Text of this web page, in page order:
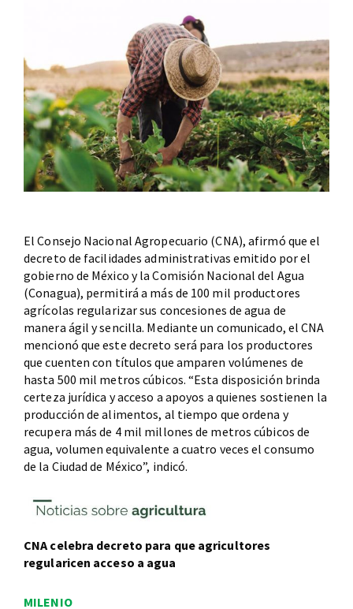
El Consejo Nacional Agropecuario (CNA), afirmó que el
decreto de facilidades administrativas emitido por el
gobierno de México y la Comisión Nacional del Agua
(Conagua), permitirá a más de 100 mil productores
agrícolas regularizar sus concesiones de agua de
manera ágil y sencilla. Mediante un comunicado, el CNA
mencionó que este decreto será para los productores
que cuenten con títulos que amparen volúmenes de
hasta 500 mil metros cúbicos. “Esta disposición brinda
certeza jurídica y acceso a apoyos a quienes sostienen la
producción de alimentos, al tiempo que ordena y
recupera más de 4 mil millones de metros cúbicos de
agua, volumen equivalente a cuatro veces el consumo
de la Ciudad de México”, indicó.
CNA celebra decreto para que agricultores
regularicen acceso a agua
MILENIO